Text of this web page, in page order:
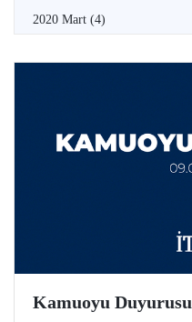
2020 Mart (4)
Kamuoyu Duyurusu